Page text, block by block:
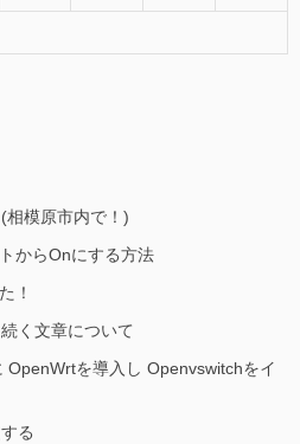
相模原市内で！)
からOnにする方法
！
く文章について
OpenWrtを導入し Openvswitchをイ
る